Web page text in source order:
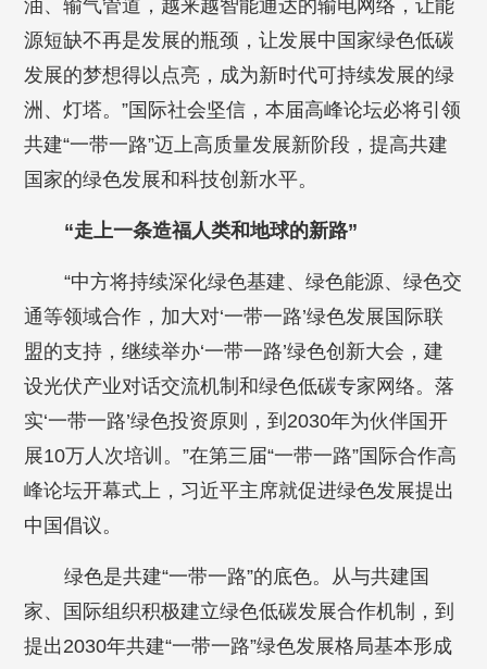
油、输气管道，越来越智能通达的输电网络，让能
源短缺不再是发展的瓶颈，让发展中国家绿色低碳
发展的梦想得以点亮，成为新时代可持续发展的绿
洲、灯塔。”国际社会坚信，本届高峰论坛必将引领
共建“一带一路”迈上高质量发展新阶段，提高共建
国家的绿色发展和科技创新水平。
“走上一条造福人类和地球的新路”
“中方将持续深化绿色基建、绿色能源、绿色交
通等领域合作，加大对‘一带一路’绿色发展国际联
盟的支持，继续举办‘一带一路’绿色创新大会，建
设光伏产业对话交流机制和绿色低碳专家网络。落
实‘一带一路’绿色投资原则，到2030年为伙伴国开
展10万人次培训。”在第三届“一带一路”国际合作高
峰论坛开幕式上，习近平主席就促进绿色发展提出
中国倡议。
绿色是共建“一带一路”的底色。从与共建国
家、国际组织积极建立绿色低碳发展合作机制，到
提出2030年共建“一带一路”绿色发展格局基本形成